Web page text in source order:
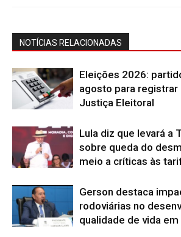
NOTÍCIAS RELACIONADAS
Eleições 2026:
agosto para registrar
Justiça Eleitoral
Lula diz que levará a
sobre queda do
meio a críticas às
Gerson destaca
rodoviárias no
qualidade de vida em